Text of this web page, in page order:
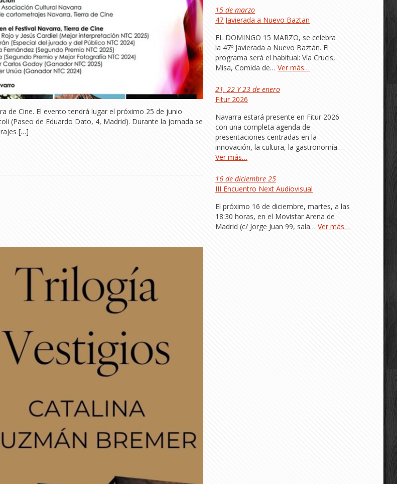
de Cine. El evento tendrá lugar el próximo 25 de junio
(Paseo de Eduardo Dato, 4, Madrid). Durante la jornada se
[…]
15 de marzo
47 Javierada a Nuevo Baztan
EL DOMINGO 15 MARZO, se celebra
la 47º Javierada a Nuevo Baztán. El
programa será el habitual: Vía Crucis,
Misa, Comida de…Ver más…
21, 22 Y 23 de enero
Fitur 2026
Navarra estará presente en Fitur 2026
con una completa agenda de
presentaciones centradas en la
innovación, la cultura, la gastronomía…
Ver más…
16 de diciembre 25
III Encuentro Next Audiovisual
El próximo 16 de diciembre, martes, a las
18:30 horas, en el Movistar Arena de
Madrid (c/ Jorge Juan 99, sala…Ver más…